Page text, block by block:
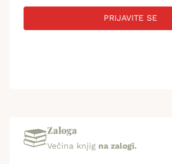
PRIJAVITE SE
Zaloga
Večina knjig na zalogi.